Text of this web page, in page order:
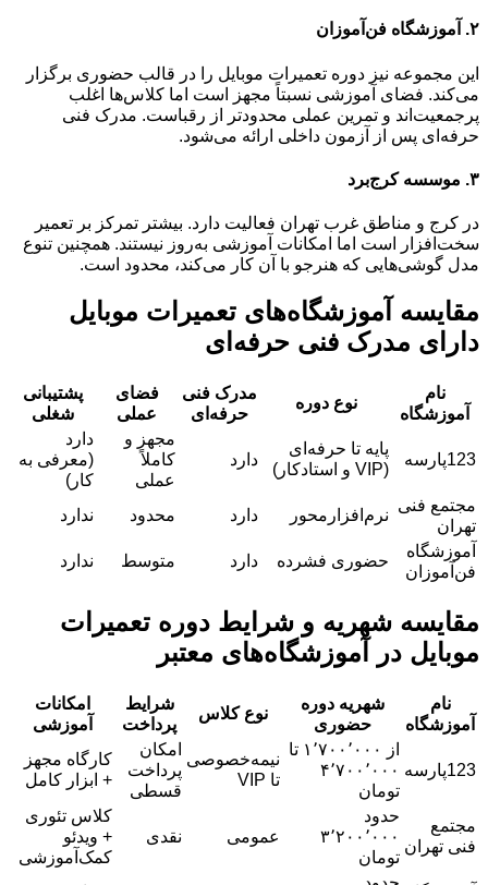
۲. آموزشگاه فن‌آموزان
این مجموعه نیز دوره تعمیرات موبایل را در قالب حضوری برگزار
می‌کند. فضای آموزشی نسبتاً مجهز است اما کلاس‌ها اغلب
پرجمعیت‌اند و تمرین عملی محدودتر از رقباست. مدرک فنی
حرفه‌ای پس از آزمون داخلی ارائه می‌شود.
۳. موسسه کرج‌برد
در کرج و مناطق غرب تهران فعالیت دارد. بیشتر تمرکز بر تعمیر
سخت‌افزار است اما امکانات آموزشی به‌روز نیستند. همچنین تنوع
مدل گوشی‌هایی که هنرجو با آن کار می‌کند، محدود است.
مقایسه آموزشگاه‌های تعمیرات موبایل
دارای مدرک فنی حرفه‌ای
نام
آموزشگاه
نوع دوره
مدرک فنی
حرفه‌ای
فضای
عملی
پشتیبانی
شغلی
123پارسه
پایه تا حرفه‌ای
(VIP و استادکار)
دارد
مجهز و
کاملاً
عملی
دارد
(معرفی به
کار)
مجتمع فنی
تهران
نرم‌افزارمحور دارد محدود
ندارد
آموزشگاه
فن‌آموزان
حضوری فشرده دارد متوسط ندارد
مقایسه شهریه و شرایط دوره تعمیرات
موبایل در آموزشگاه‌های معتبر
نام
آموزشگاه
شهریه دوره
حضوری
نوع کلاس
شرایط
پرداخت
امکانات
آموزشی
123پارسه
از ۱٬۷۰۰٬۰۰۰ تا
۴٬۷۰۰٬۰۰۰
تومان
نیمه‌خصوصی
تا VIP
امکان
پرداخت
قسطی
کارگاه مجهز
+ ابزار کامل
مجتمع
فنی تهران
حدود
۳٬۲۰۰٬۰۰۰
تومان
عمومی نقدی
کلاس تئوری
+ ویدئو
کمک‌آموزشی